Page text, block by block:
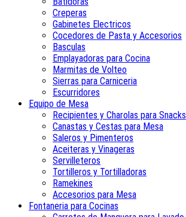
Creperas
Gabinetes Electricos
Cocedores de Pasta y Accesorios
Basculas
Emplayadoras para Cocina
Marmitas de Volteo
Sierras para Carniceria
Escurridores
Equipo de Mesa
Recipientes y Charolas para Snacks
Canastas y Cestas para Mesa
Saleros y Pimenteros
Aceiteras y Vinageras
Servilleteros
Tortilleros y Tortilladoras
Ramekines
Accesorios para Mesa
Fontaneria para Cocinas